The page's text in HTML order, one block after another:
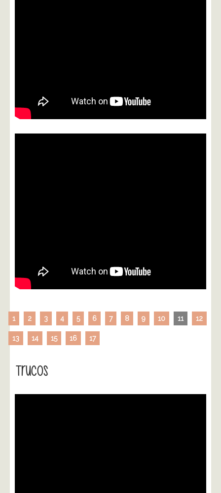
1 2 3 4 5 6 7 8 9 10 11 12
13 14 15 16 17
Trucos